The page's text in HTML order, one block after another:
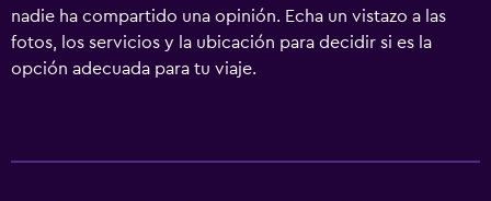
nadie ha compartido una opinión. Echa un vistazo a las
fotos, los servicios y la ubicación para decidir si es la
opción adecuada para tu viaje.